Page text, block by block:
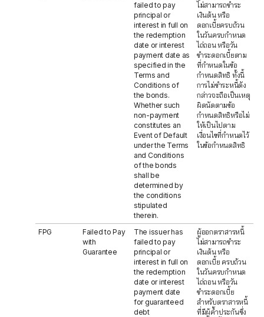
failed to pay
principal or
interest in full on
the redemption
date or interest
payment date as
specified in the
Terms and
Conditions of
the bonds.
Whether such
non-payment
constitutes an
Event of Default
under the Terms
and Conditions
of the bonds
shall be
determined by
the conditions
stipulated
therein.
ไม่สามารถชำระ
เงินต้น หรือ
ดอกเบี้ยครบถ้วน
ในวันครบกำหนด
ไถ่ถอน หรือวัน
ชำระดอกเบี้ยตาม
ที่กำหนดในข้อ
กำหนดสิทธิ ทั้งนี้
การไม่ชำระหนี้ดัง
กล่าวจะถือเป็นเหตุ
ผิดนัดตามข้อ
กำหนดสิทธิหรือไม่
ให้เป็นไปตาม
เงื่อนไขที่กำหนดไว้
ในข้อกำหนดสิทธิ
FPG
Failed to Pay
with
Guarantee
The issuer has
failed to pay
principal or
interest in full on
the redemption
date or interest
payment date
for guaranteed
debt
ผู้ออกตราสารหนี้
ไม่สามารถชำระ
เงินต้น หรือ
ดอกเบี้ย ครบถ้วน
ในวันครบกำหนด
ไถ่ถอน หรือวัน
ชำระดอกเบี้ย
สำหรับตราสารหนี้
ที่มีผู้ค้ำประกันซึ่ง